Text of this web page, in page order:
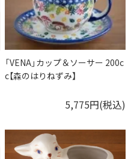
「VENA」カップ＆ソーサー 200c
c【森のはりねずみ】
5,775円(税込)